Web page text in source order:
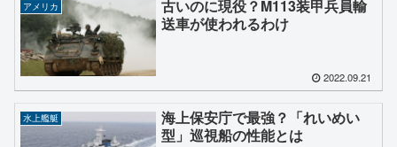
アメリカ
古いのに現役？M113装甲兵員輸
送車が使われるわけ
2022.09.21
水上艦艇
海上保安庁で最強？「れいめい
型」巡視船の性能とは